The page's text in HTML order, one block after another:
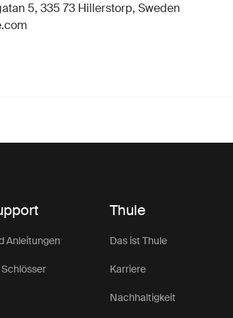
5, 335 73 Hillerstorp, Sweden
Anleitungen
Thule
Das ist Thule
Karriere
Nachhaltigkeit